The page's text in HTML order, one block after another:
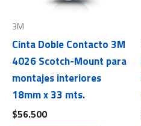
3M
Cinta Doble Contacto 3M
4026 Scotch-Mount para
montajes interiores
18mm x 33 mts.
$56.500